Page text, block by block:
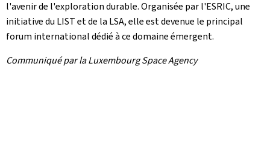
l'avenir de l'exploration durable. Organisée par l'ESRIC, une
initiative du LIST et de la LSA, elle est devenue le principal
forum international dédié à ce domaine émergent.
Communiqué par la Luxembourg Space Agency